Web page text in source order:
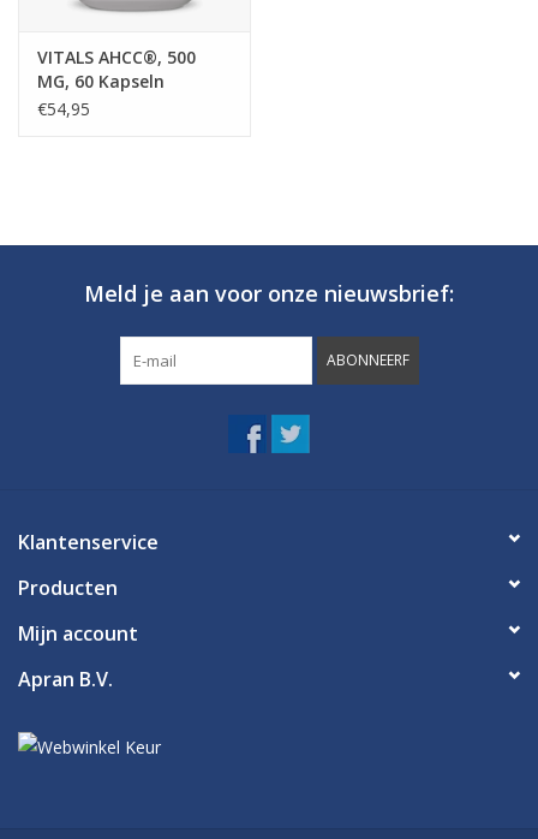
VITALS AHCC®, 500
MG, 60 Kapseln
€54,95
Meld je aan voor onze nieuwsbrief:
ABONNEERF
Klantenservice
Producten
Mijn account
Apran B.V.